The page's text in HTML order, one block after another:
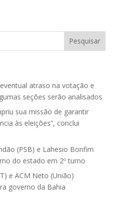
atraso na votação e
seções serão analisados
sua missão de garantir
às eleições”, conclui
(PSB) e Lahesio Bonfim
do estado em 2º turno
e ACM Neto (União)
governo da Bahia